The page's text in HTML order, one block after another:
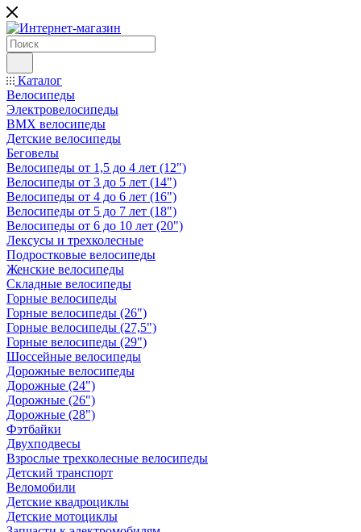
Каталог
Велосипеды
Электровелосипеды
BMX велосипеды
Детские велосипеды
Беговелы
Велосипеды от 1,5 до 4 лет (12")
Велосипеды от 3 до 5 лет (14")
Велосипеды от 4 до 6 лет (16")
Велосипеды от 5 до 7 лет (18")
Велосипеды от 6 до 10 лет (20")
Лексусы и трехколесные
Подростковые велосипеды
Женские велосипеды
Складные велосипеды
Горные велосипеды
Горные велосипеды (26")
Горные велосипеды (27,5")
Горные велосипеды (29")
Шоссейные велосипеды
Дорожные велосипеды
Дорожные (24")
Дорожные (26")
Дорожные (28")
Фэтбайки
Двухподвесы
Взрослые трехколесные велосипеды
Детский транспорт
Веломобили
Детские квадроциклы
Детские мотоциклы